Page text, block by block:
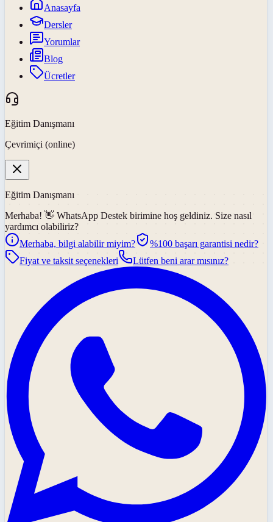
Anasayfa
Dersler
Yorumlar
Blog
Ücretler
Eğitim Danışmanı
Çevrimiçi (online)
Eğitim Danışmanı
Merhaba! 👋 WhatsApp Destek birimine hoş geldiniz. Size nasıl
yardımcı olabiliriz?
Merhaba, bilgi alabilir miyim?
%100 başarı garantisi nedir?
Fiyat ve taksit seçenekleri
Lütfen beni arar mısınız?